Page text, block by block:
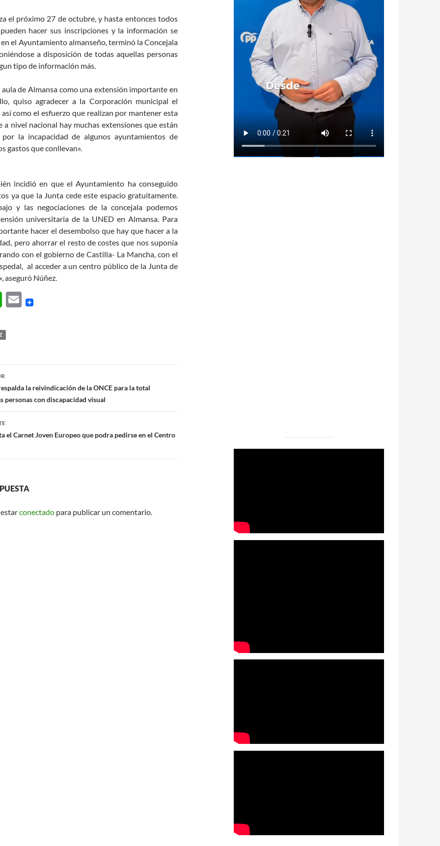
el próximo 27 de octubre, y hasta entonces todos
hacer sus inscripciones y la información se
el Ayuntamiento almanseño, terminó la Concejala
a disposición de todas aquellas personas
tipo de información más.
de Almansa como una extensión importante en
quiso agradecer a la Corporación municipal el
como el esfuerzo que realizan por mantener esta
a nivel nacional hay muchas extensiones que están
por la incapacidad de algunos ayuntamientos de
gastos que conllevan».
incidió en que el Ayuntamiento ha conseguido
ya que la Junta cede este espacio gratuitamente.
y las negociaciones de la concejala podemos
universitaria de la UNED en Almansa. Para
hacer el desembolso que hay que hacer a la
pero ahorrar el resto de costes que nos suponía
con el gobierno de Castilla- La Mancha, con el
al acceder a un centro público de la Junta de
aseguró Núñez.
W
at
s
A
p
p
E
la reivindicación de la ONCE para la total
personas con discapacidad visual
el Carnet Joven Europeo que podra pedirse en el Centro
conectado para publicar un comentario.